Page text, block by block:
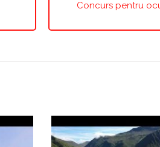
Concurs pentru